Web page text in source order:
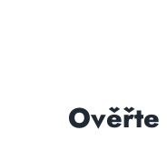
Ověřte